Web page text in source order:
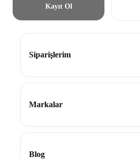
Kayıt Ol
Siparişlerim
Markalar
Blog